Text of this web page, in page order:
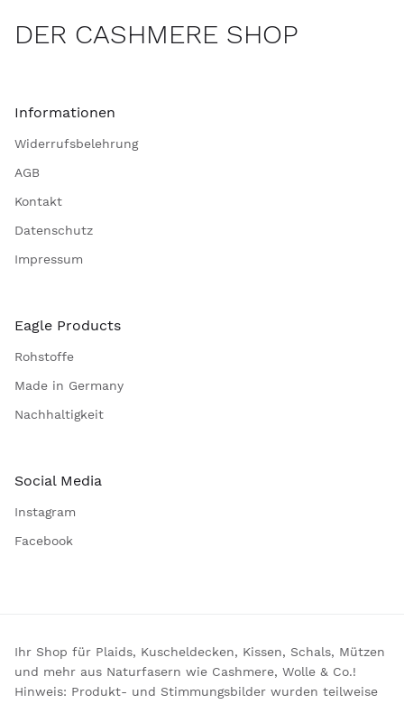
DER CASHMERE SHOP
Informationen
Widerrufsbelehrung
AGB
Kontakt
Datenschutz
Impressum
Eagle Products
Rohstoffe
Made in Germany
Nachhaltigkeit
Social Media
Instagram
Facebook
Ihr Shop für Plaids, Kuscheldecken, Kissen, Schals, Mützen
und mehr aus Naturfasern wie Cashmere, Wolle & Co.!
Hinweis: Produkt- und Stimmungsbilder wurden teilweise